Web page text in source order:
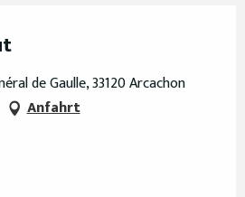
de Gaulle, 33120 Arcachon
Anfahrt